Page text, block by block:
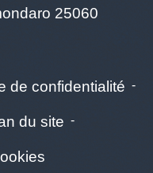
25060
de confidentialité -
du site -